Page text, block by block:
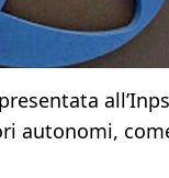
autonomi,